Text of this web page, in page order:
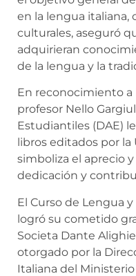
en la lengua
culturales, aseguró
adquirieran
de la lengua y la
En reconocimiento a
profesor Nello
Estudiantiles (DAE)
libros editados por
simboliza el aprecio
dedicación y
El Curso de Lengua
logró su cometido
Societa Dante
otorgado por la
Italiana del